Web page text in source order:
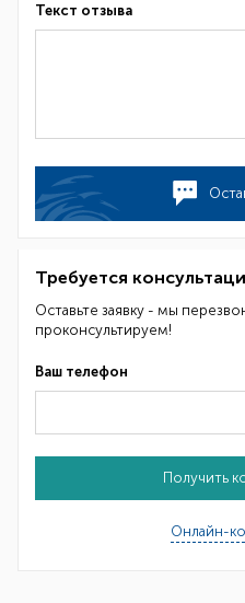
Текст отзыва
Требуется
Оставьте заявку - мы
проконсультируем!
Ваш телефон
Получить
Онлайн-